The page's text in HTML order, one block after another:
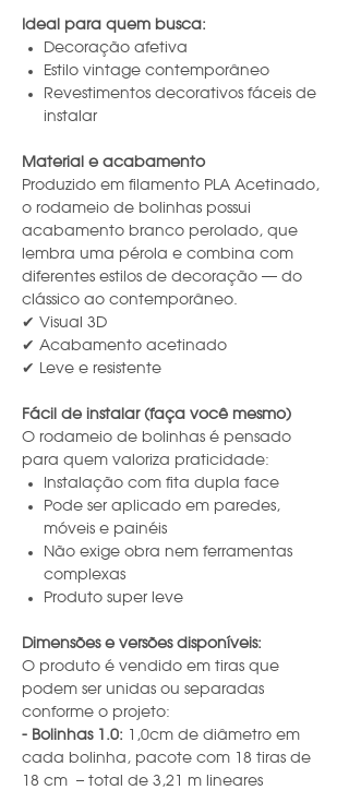
Ideal para quem busca:
Decoração afetiva
Estilo vintage contemporâneo
Revestimentos decorativos fáceis de
instalar
Material e acabamento
Produzido em filamento PLA Acetinado,
o rodameio de bolinhas possui
acabamento branco perolado, que
lembra uma pérola e combina com
diferentes estilos de decoração — do
clássico ao contemporâneo.
✔ Visual 3D
✔ Acabamento acetinado
✔ Leve e resistente
Fácil de instalar (faça você mesmo)
O rodameio de bolinhas é pensado
para quem valoriza praticidade:
Instalação com fita dupla face
Pode ser aplicado em paredes,
móveis e painéis
Não exige obra nem ferramentas
complexas
Produto super leve
Dimensões e versões disponíveis:
O produto é vendido em tiras que
podem ser unidas ou separadas
conforme o projeto:
- Bolinhas 1.0:
1,0cm de diâmetro em
cada bolinha, pacote com 18 tiras de
18 cm – total de 3,21 m lineares